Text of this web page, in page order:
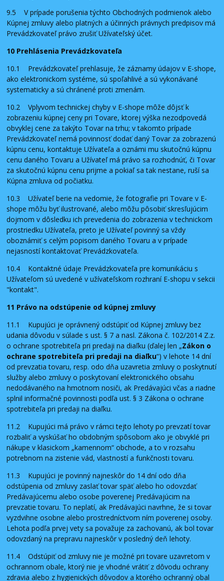
9.5 V prípade porušenia týchto Obchodných podmienok alebo
Kúpnej zmluvy alebo platných a účinných právnych predpisov má
Prevádzkovateľ právo zrušiť Užívateľský účet.
10 Prehlásenia Prevádzkovateľa
10.1 Prevádzkovateľ prehlasuje, že záznamy údajov v E-shope,
ako elektronickom systéme, sú spoľahlivé a sú vykonávané
systematicky a sú chránené proti zmenám.
10.2 Vplyvom technickej chyby v E-shope môže dôjsť k
zobrazeniu kúpnej ceny pri Tovare, ktorej výška nezodpovedá
obvyklej cene za takýto Tovar na trhu; v takomto prípade
Prevádzkovateľ nemá povinnosť dodať daný Tovar za zobrazenú
kúpnu cenu, kontaktuje Užívateľa a oznámi mu skutočnú kúpnu
cenu daného Tovaru a Užívateľ má právo sa rozhodnúť, či Tovar
za skutočnú kúpnu cenu prijme a pokiaľ sa tak nestane, ruší sa
Kúpna zmluva od počiatku.
10.3 Užívateľ berie na vedomie, že fotografie pri Tovare v E-
shope môžu byť ilustrované, alebo môžu pôsobiť skresľujúcim
dojmom v dôsledku ich prevedenia do zobrazenia v technickom
prostriedku Užívateľa, preto je Užívateľ povinný sa vždy
oboznámiť s celým popisom daného Tovaru a v prípade
nejasností kontaktovať Prevádzkovateľa.
10.4 Kontaktné údaje Prevádzkovateľa pre komunikáciu s
Užívateľom sú uvedené v užívateľskom rozhraní E-shopu v sekcii
"kontakt".
11 Právo na odstúpenie od kúpnej zmluvy
11.1 Kupujúci je oprávnený odstúpiť od Kúpnej zmluvy bez
udania dôvodu v súlade s ust. § 7 a nasl. Zákona č. 102/2014 Z.z.
o ochrane spotrebiteľa pri predaji na diaľku (ďalej len „Zákon o
ochrane spotrebiteľa pri predaji na diaľku“) v lehote 14 dní
od prevzatia tovaru, resp. odo dňa uzavretia zmluvy o poskytnutí
služby alebo zmluvy o poskytovaní elektronického obsahu
nedodávaného na hmotnom nosiči, ak Predávajúci včas a riadne
splnil informačné povinnosti podľa ust. § 3 Zákona o ochrane
spotrebiteľa pri predaji na diaľku.
11.2 Kupujúci má právo v rámci tejto lehoty po prevzatí tovar
rozbaliť a vyskúšať ho obdobným spôsobom ako je obvyklé pri
nákupe v klasickom „kamennom“ obchode, a to v rozsahu
potrebnom na zistenie vád, vlastností a funkčnosti tovaru.
11.3 Kupujúci je povinný najneskôr do 14 dní odo dňa
odstúpenia od zmluvy zaslať tovar späť alebo ho odovzdať
Predávajúcemu alebo osobe poverenej Predávajúcim na
prevzatie tovaru. To neplatí, ak Predávajúci navrhne, že si tovar
vyzdvihne osobne alebo prostredníctvom ním poverenej osoby.
Lehota podľa prvej vety sa považuje za zachovanú, ak bol tovar
odovzdaný na prepravu najneskôr v posledný deň lehoty.
11.4 Odstúpiť od zmluvy nie je možné pri tovare uzavretom v
ochrannom obale, ktorý nie je vhodné vrátiť z dôvodu ochrany
zdravia alebo z hygienických dôvodov a ktorého ochranný obal